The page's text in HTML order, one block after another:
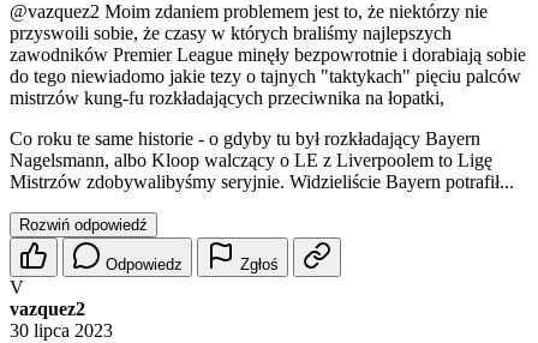
@vazquez2 Moim zdaniem problemem jest to, że niektórzy nie
przyswoili sobie, że czasy w których braliśmy najlepszych
zawodników Premier League minęły bezpowrotnie i dorabiają sobie
do tego niewiadomo jakie tezy o tajnych "taktykach" pięciu palców
mistrzów kung-fu rozkładających przeciwnika na łopatki,
Co roku te same historie - o gdyby tu był rozkładający Bayern
Nagelsmann, albo Kloop walczący o LE z Liverpoolem to Ligę
Mistrzów zdobywalibyśmy seryjnie. Widzieliście Bayern potrafił...
Rozwiń odpowiedź
Odpowiedz Zgłoś
V
vazquez2
30 lipca 2023